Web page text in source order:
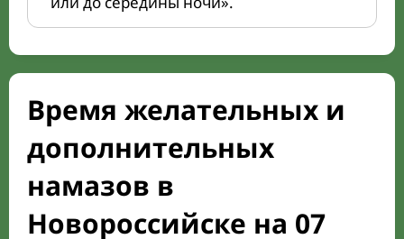
Время желательных и
дополнительных
намазов в
Новороссийске на 07